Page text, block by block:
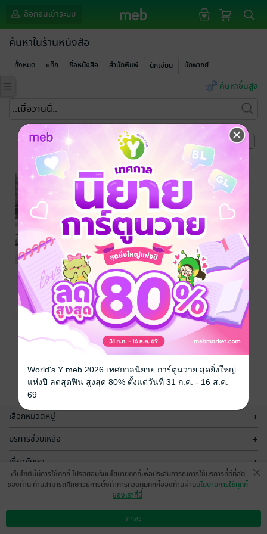
ล็อกอินเข้าระบบ
ค้นหาในร้านหนังสือ
ทั้งหมด แท็ก ชื่อหนังสือ สำนักพิมพ์ นักเขียน นักพากย์
ค้นหาขั้นสูง
หน้าที่ 1
ชีวิตใหม่นี้ฉันจะ
ใช้แทนเธอเอง
..เมื่อวานนี้../ เมื่อ
วานนี้
นิยายรักจีนโบราณ
9 Rating
เลือกหมวดหมู่ +
บริการช่วยเหลือ +
เกี่ยวกับเรา +
กลุ่มธุรกิจในเครือ
ดาวน์โหลดแอป วิธีการใช้งาน ติดต่อเรา
เว็บไซต์นี้มีการใช้คุกกี้ โปรดยอมรับนโยบายคุกกี้เพื่อประสบการณ์การใช้บริการที่ดีที่สุด
ของท่าน ท่านสามารถศึกษาวิธีการตั้งค่าการควบคุมคุกกี้ของท่านผ่านนโยบายการใช้คุกกี้
ของเราที่นี่
ตกลง
World's Y meb 2026 เทศกาลนิยาย การ์ตูนวาย สุดยิ่งใหญ่
แห่งปี ลดสุดฟิน สูงสุด 80% ตั้งแต่วันที่ 31 ก.ค. - 16 ส.ค.
69